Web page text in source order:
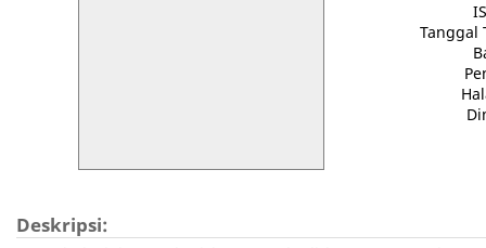
Tanggal
Deskripsi: